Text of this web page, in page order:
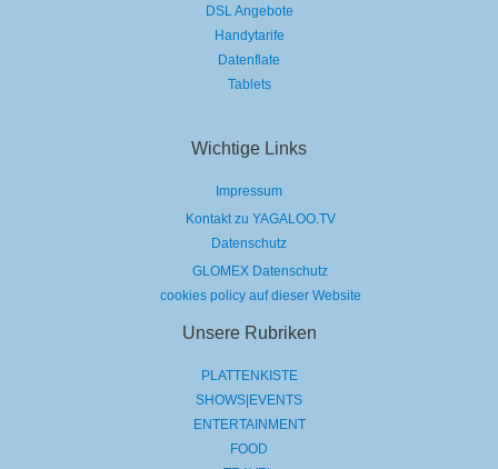
DSL Angebote
Handytarife
Datenflate
Tablets
Wichtige Links
Impressum
Kontakt zu YAGALOO.TV
Datenschutz
GLOMEX Datenschutz
cookies policy auf dieser Website
Unsere Rubriken
PLATTENKISTE
SHOWS|EVENTS
ENTERTAINMENT
FOOD